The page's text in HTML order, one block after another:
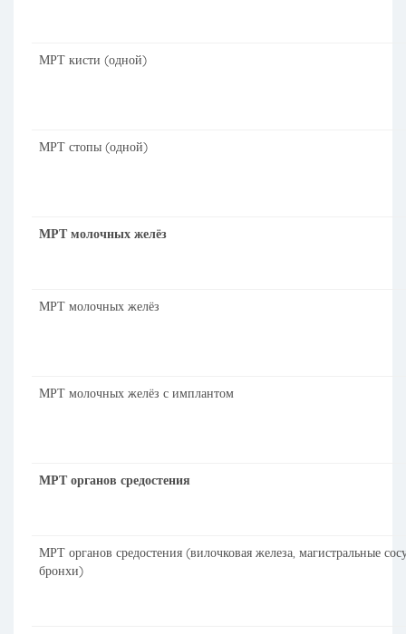
МРТ кисти (одной)
МРТ стопы (одной)
МРТ молочных желёз
МРТ молочных желёз
МРТ молочных желёз с имплантом
МРТ органов средостения
МРТ органов средостения (вилочковая железа, магистральные
бронхи)